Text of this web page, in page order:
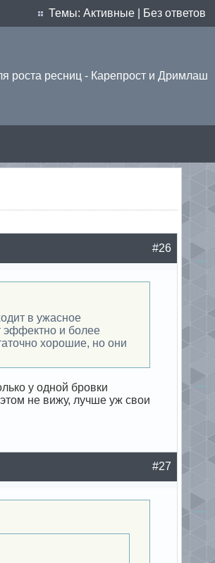
Темы: Активные Без ответов
роста ресниц - Карепрост и Дримлаш
#26
в ужасное
эффектно и более
хорошие, но они
у одной бровки
не вижу, лучше уж свои
#27